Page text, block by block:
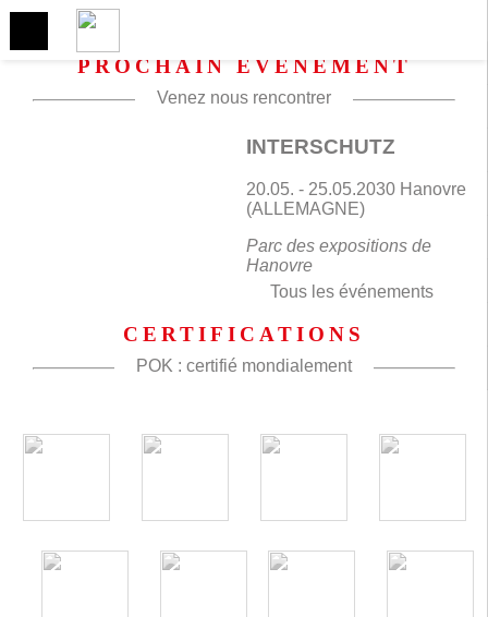
PROCHAIN ÉVÉNEMENT
Venez nous rencontrer
INTERSCHUTZ
20.05. - 25.05.2030 Hanovre
(ALLEMAGNE)
Parc des expositions de
Hanovre
Tous les événements
CERTIFICATIONS
POK : certifié mondialement